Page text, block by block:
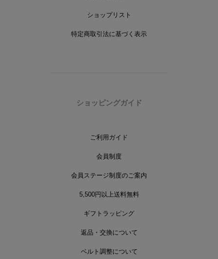
ショップリスト
特定商取引法に基づく表示
ショッピングガイド
ご利用ガイド
会員制度
会員ステージ制度のご案内
5,500円以上送料無料
ギフトラッピング
返品・交換について
ベルト調整について